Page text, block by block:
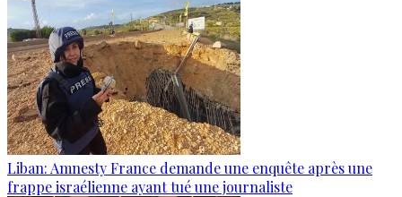
Liban: Amnesty France demande une enquête après une
frappe israélienne ayant tué une journaliste